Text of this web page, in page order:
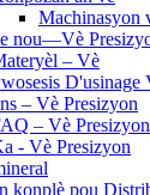
Machinasyon
nou—Vè
– Vè
D'usinage
– Vè Presizyon
– Vè Presizyon
- Vè Presizyon
konplè pou